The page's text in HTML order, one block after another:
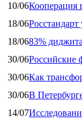
10/06Кооперация
18/06
18/0683%
30/06Российские
30/06Как
30/06В
14/07